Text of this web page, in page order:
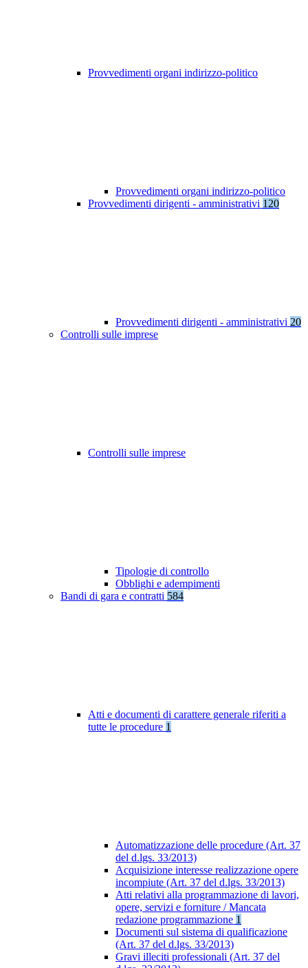
Provvedimenti organi indirizzo-politico
Provvedimenti organi indirizzo-politico
Provvedimenti dirigenti - amministrativi 120
Provvedimenti dirigenti - amministrativi 20
Controlli sulle imprese
Controlli sulle imprese
Tipologie di controllo
Obblighi e adempimenti
Bandi di gara e contratti 584
Atti e documenti di carattere generale riferiti a
tutte le procedure 1
Automatizzazione delle procedure (Art. 37
del d.lgs. 33/2013)
Acquisizione interesse realizzazione opere
incompiute (Art. 37 del d.lgs. 33/2013)
Atti relativi alla programmazione di lavori,
opere, servizi e forniture / Mancata
redazione programmazione 1
Documenti sul sistema di qualificazione
(Art. 37 del d.lgs. 33/2013)
Gravi illeciti professionali (Art. 37 del